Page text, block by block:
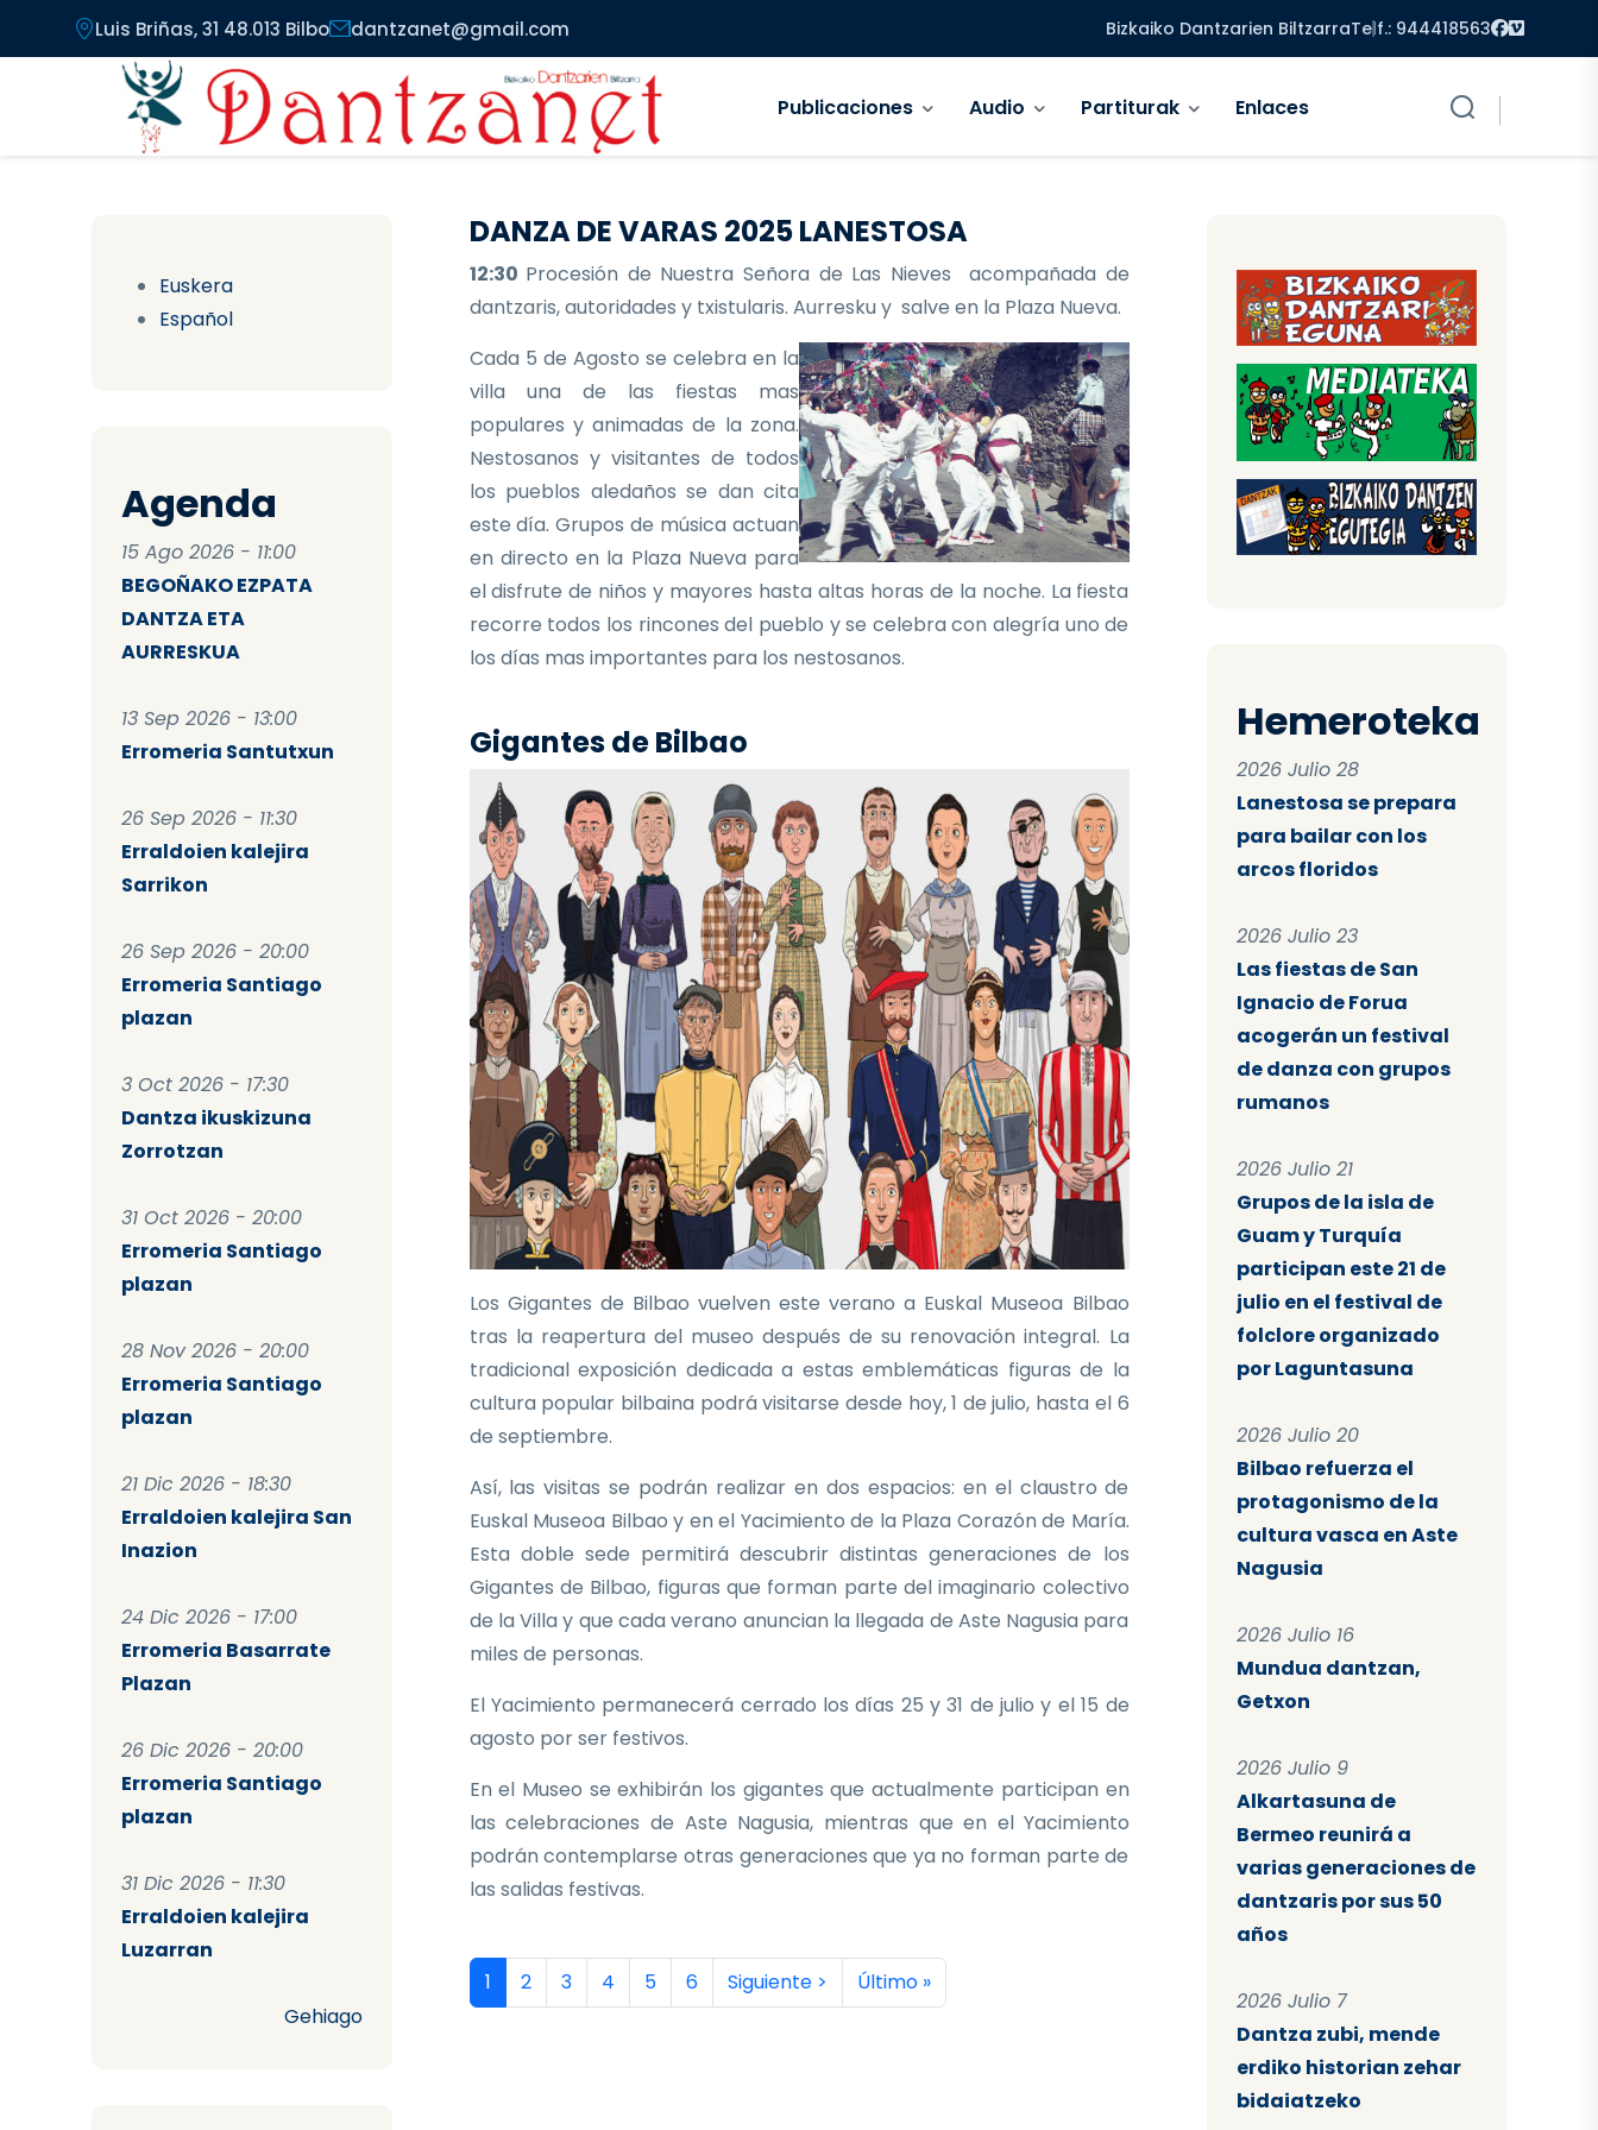
Pasar al contenido principal
Luis Briñas, 31 48.013 Bilbo dantzanet@gmail.com Bizkaiko Dantzarien BiltzarraTelf.: 944418563 Facebook
Vimeo
Publicaciones Audio Partiturak Enlaces
Euskera
Español
Agenda
15 Ago 2026 - 11:00
BEGOÑAKO EZPATA
DANTZA ETA
AURRESKUA
13 Sep 2026 - 13:00
Erromeria Santutxun
26 Sep 2026 - 11:30
Erraldoien kalejira
Sarrikon
26 Sep 2026 - 20:00
Erromeria Santiago
plazan
3 Oct 2026 - 17:30
Dantza ikuskizuna
Zorrotzan
31 Oct 2026 - 20:00
Erromeria Santiago
plazan
28 Nov 2026 - 20:00
Erromeria Santiago
plazan
21 Dic 2026 - 18:30
Erraldoien kalejira San
Inazion
24 Dic 2026 - 17:00
Erromeria Basarrate
Plazan
26 Dic 2026 - 20:00
Erromeria Santiago
plazan
31 Dic 2026 - 11:30
Erraldoien kalejira
Luzarran
Gehiago
DANZA DE VARAS 2025 LANESTOSA
12:30 Procesión de Nuestra Señora de Las Nieves acompañada de
dantzaris, autoridades y txistularis. Aurresku y salve en la Plaza Nueva.
Cada 5 de Agosto se celebra en la
villa una de las fiestas mas
populares y animadas de la zona.
Nestosanos y visitantes de todos
los pueblos aledaños se dan cita
este día. Grupos de música actuan
en directo en la Plaza Nueva para
el disfrute de niños y mayores hasta altas horas de la noche. La fiesta
recorre todos los rincones del pueblo y se celebra con alegría uno de
los días mas importantes para los nestosanos.
Gigantes de Bilbao
Los Gigantes de Bilbao vuelven este verano a Euskal Museoa Bilbao
tras la reapertura del museo después de su renovación integral. La
tradicional exposición dedicada a estas emblemáticas figuras de la
cultura popular bilbaina podrá visitarse desde hoy, 1 de julio, hasta el 6
de septiembre.
Así, las visitas se podrán realizar en dos espacios: en el claustro de
Euskal Museoa Bilbao y en el Yacimiento de la Plaza Corazón de María.
Esta doble sede permitirá descubrir distintas generaciones de los
Gigantes de Bilbao, figuras que forman parte del imaginario colectivo
de la Villa y que cada verano anuncian la llegada de Aste Nagusia para
miles de personas.
El Yacimiento permanecerá cerrado los días 25 y 31 de julio y el 15 de
agosto por ser festivos.
En el Museo se exhibirán los gigantes que actualmente participan en
las celebraciones de Aste Nagusia, mientras que en el Yacimiento
podrán contemplarse otras generaciones que ya no forman parte de
las salidas festivas.
Paginación
Página actual
1 Página
2 Página
3 Página
4 Página
5 Página
6 Siguiente página
Siguiente > Última página
Último »
Hemeroteka
2026 Julio 28
Lanestosa se prepara
para bailar con los
arcos floridos
2026 Julio 23
Las fiestas de San
Ignacio de Forua
acogerán un festival
de danza con grupos
rumanos
2026 Julio 21
Grupos de la isla de
Guam y Turquía
participan este 21 de
julio en el festival de
folclore organizado
por Laguntasuna
2026 Julio 20
Bilbao refuerza el
protagonismo de la
cultura vasca en Aste
Nagusia
2026 Julio 16
Mundua dantzan,
Getxon
2026 Julio 9
Alkartasuna de
Bermeo reunirá a
varias generaciones de
dantzaris por sus 50
años
2026 Julio 7
Dantza zubi, mende
erdiko historian zehar
bidaiatzeko